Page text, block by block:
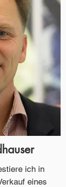
ich in
eines